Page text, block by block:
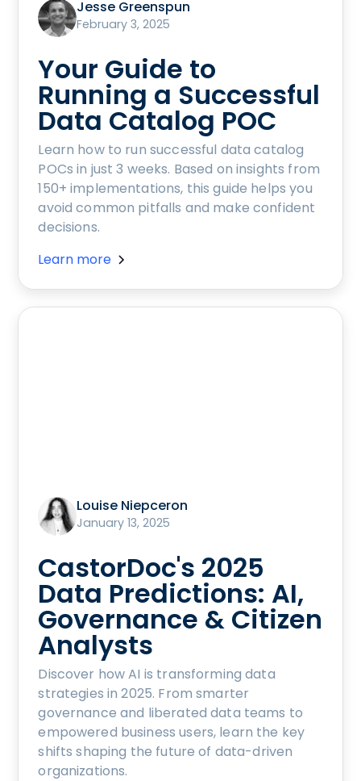
Jesse Greenspun
February 3, 2025
Your Guide to
Running a Successful
Data Catalog POC
Learn how to run successful data catalog
POCs in just 3 weeks. Based on insights from
150+ implementations, this guide helps you
avoid common pitfalls and make confident
decisions.
Learn more
Louise Niepceron
January 13, 2025
CastorDoc's 2025
Data Predictions: AI,
Governance & Citizen
Analysts
Discover how AI is transforming data
strategies in 2025. From smarter
governance and liberated data teams to
empowered business users, learn the key
shifts shaping the future of data-driven
organizations.